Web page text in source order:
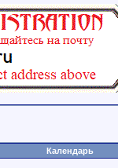
Календарь